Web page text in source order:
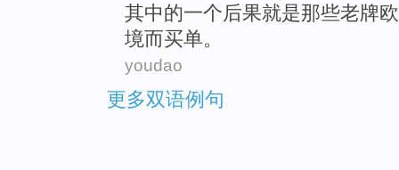
其中的一个后果就是那些老牌
境而买单。
youdao
更多双语例句